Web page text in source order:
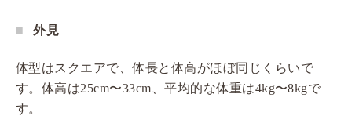
外見
体型はスクエアで、体長と体高がほぼ同じくらいで
す。体高は25cm〜33cm、平均的な体重は4kg〜8kgで
す。